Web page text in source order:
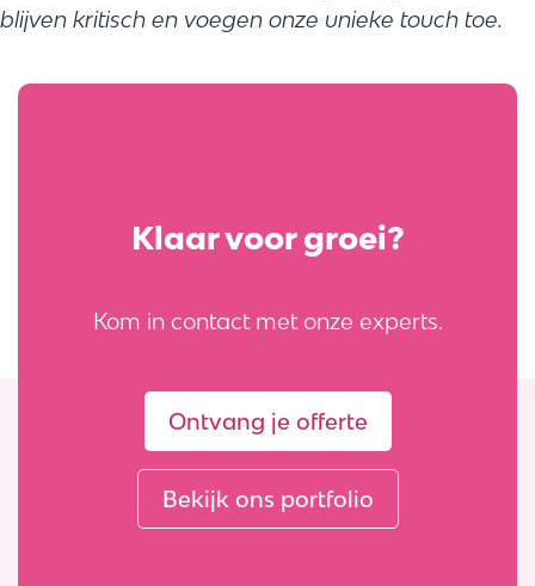
blijven kritisch en voegen onze unieke touch toe.
Klaar voor groei?
Kom in contact met onze experts.
Ontvang je offerte
Bekijk ons portfolio